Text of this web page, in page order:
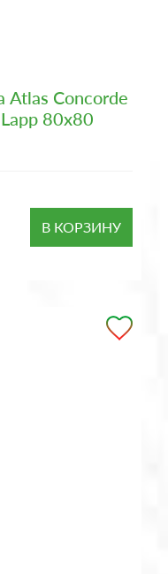
Atlas Concorde
80x80
В КОРЗИНУ